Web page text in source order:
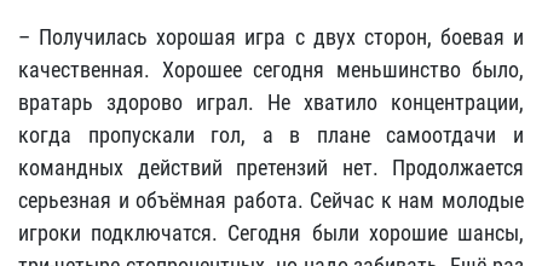
– Получилась хорошая игра с двух сторон, боевая и
качественная. Хорошее сегодня меньшинство было,
вратарь здорово играл. Не хватило концентрации,
когда пропускали гол, а в плане самоотдачи и
командных действий претензий нет. Продолжается
серьезная и объёмная работа. Сейчас к нам молодые
игроки подключатся. Сегодня были хорошие шансы,